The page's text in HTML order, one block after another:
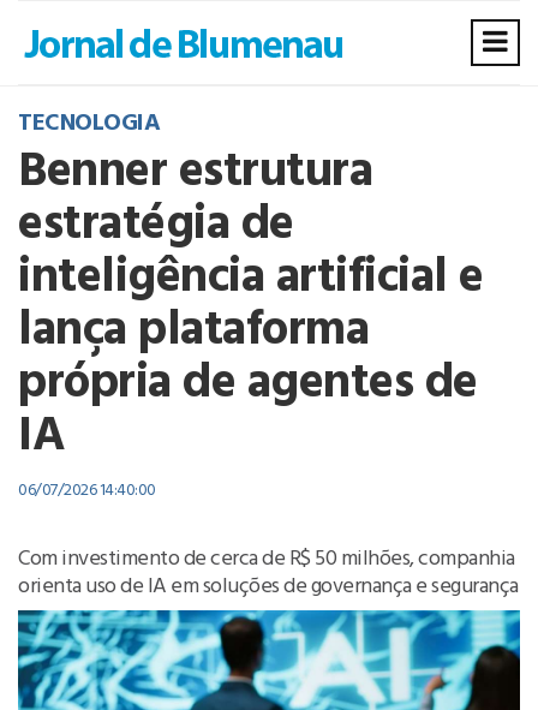
TECNOLOGIA
Benner estrutura
estratégia de
inteligência artificial e
lança plataforma
própria de agentes de
IA
06/07/2026 14:40:00
Com investimento de cerca de R$ 50 milhões, companhia
orienta uso de IA em soluções de governança e segurança